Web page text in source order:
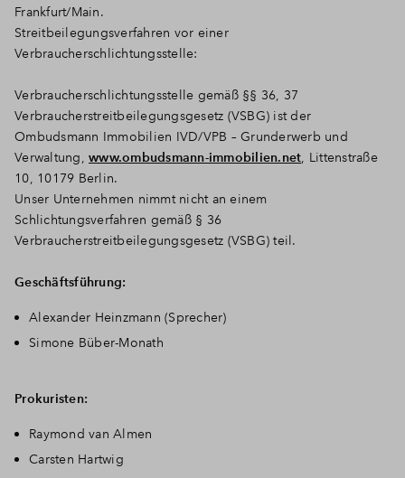
Frankfurt/Main.
Streitbeilegungsverfahren vor einer
Verbraucherschlichtungsstelle:
Verbraucherschlichtungsstelle gemäß §§ 36, 37
Verbraucherstreitbeilegungsgesetz (VSBG) ist der
Ombudsmann Immobilien IVD/VPB – Grunderwerb und
Verwaltung, www.ombudsmann-immobilien.net, Littenstraße
10, 10179 Berlin.
Unser Unternehmen nimmt nicht an einem
Schlichtungsverfahren gemäß § 36
Verbraucherstreitbeilegungsgesetz (VSBG) teil.
Geschäftsführung:
Alexander Heinzmann (Sprecher)
Simone Büber-Monath
Prokuristen:
Raymond van Almen
Carsten Hartwig